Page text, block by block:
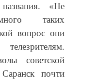
«Не
таких
вопрос они
советской
почти